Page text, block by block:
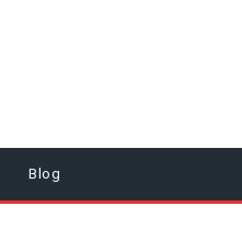
Blog